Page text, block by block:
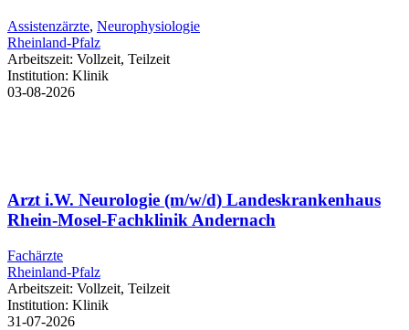
Assistenzärzte, Neurophysiologie
Rheinland-Pfalz
Arbeitszeit: Vollzeit, Teilzeit
Institution: Klinik
03-08-2026
Arzt i.W. Neurologie (m/w/d) Landeskrankenhaus
Rhein-Mosel-Fachklinik Andernach
Fachärzte
Rheinland-Pfalz
Arbeitszeit: Vollzeit, Teilzeit
Institution: Klinik
31-07-2026